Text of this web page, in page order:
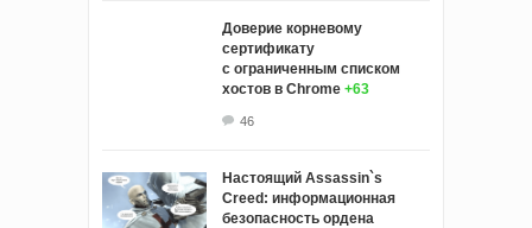
Доверие корневому
сертификату
с ограниченным списком
хостов в Chrome +63
46
Настоящий Assassin`s
Creed: информационная
безопасность ордена